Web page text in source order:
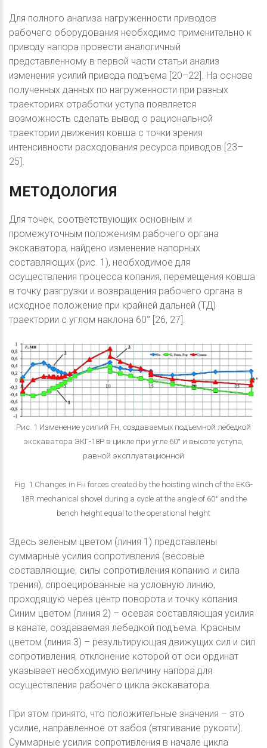
Для полного анализа нагруженности приводов
рабочего оборудования необходимо применительно к
приводу напора провести аналогичный
представленному в первой части статьи анализ
изменения усилий привода подъема [20–22]. На основе
полученных данных по нагруженности при разных
траекториях отработки уступа появляется
возможность сделать вывод о рациональной
траектории движения ковша с точки зрения
интенсивности расходования ресурса приводов [23–
25].
МЕТОДОЛОГИЯ
Для точек, соответствующих основным и
промежуточным положениям рабочего органа
экскаватора, найдено изменение напорных
составляющих (рис. 1), необходимое для
осуществления процесса копания, перемещения ковша
в точку разгрузки и возвращения рабочего органа в
исходное положение при крайней дальней (ТД)
траектории с углом наклона 60° [26, 27].
Рис. 1 Изменение усилий Fн, создаваемых подъемной лебедкой
экскаватора ЭКГ-18Р в цикле при угле 60° и высоте уступа,
равной эксплуатационной
Fig. 1 Changes in Fн forces created by the hoisting winch of the EKG-
18R mechanical shovel during a cycle at the angle of 60° and the
bench height equal to the operational height
Здесь зеленым цветом (линия 1) представлены
суммарные усилия сопротивления (весовые
составляющие, силы сопротивления копанию и сила
трения), спроецированные на условную линию,
проходящую через центр поворота и точку копания.
Синим цветом (линия 2) – осевая составляющая усилия
в канате, создаваемая лебедкой подъема. Красным
цветом (линия 3) – результирующая движущих сил и сил
сопротивления, отклонение которой от оси ординат
указывает необходимую величину напора для
осуществления рабочего цикла экскаватора.
При этом принято, что положительные значения – это
усилие, направленное от забоя (втягивание рукояти).
Суммарные усилия сопротивления в начале цикла